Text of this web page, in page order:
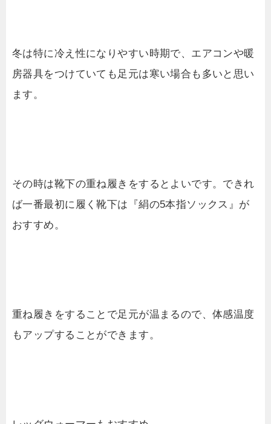
冬は特に冷え性になりやすい時期で、エアコンや暖
房器具をつけていても足元は寒い場合も多いと思い
ます。
その時は靴下の重ね履きをするとよいです。できれ
ば一番最初に履く靴下は『絹の5本指ソックス』が
おすすめ。
重ね履きをすることで足元が温まるので、体感温度
もアップすることができます。